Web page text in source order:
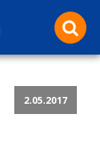
2.05.2017